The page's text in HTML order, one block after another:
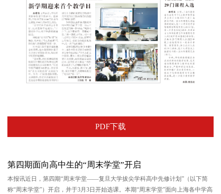
PDF下载
第四期面向高中生的“周末学堂”开启
本报讯近日，第四期“周末学堂——复旦大学拔尖学科高中先修计划”（以下简
称“周末学堂”）开启，并于3月3日开始选课。本期“周末学堂”面向上海各中学高